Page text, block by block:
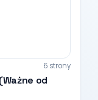
6 strony
od